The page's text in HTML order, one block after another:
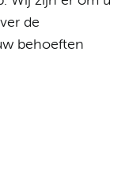
de
behoeften